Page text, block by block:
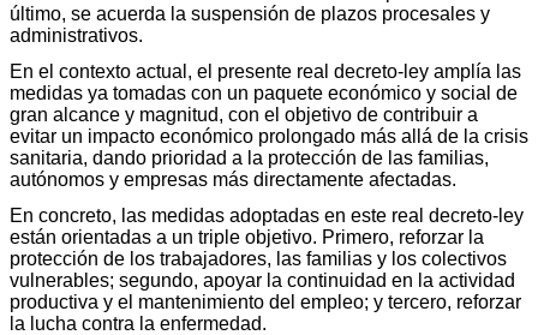
último, se acuerda la suspensión de plazos procesales y
administrativos.
En el contexto actual, el presente real decreto-ley amplía las
medidas ya tomadas con un paquete económico y social de
gran alcance y magnitud, con el objetivo de contribuir a
evitar un impacto económico prolongado más allá de la crisis
sanitaria, dando prioridad a la protección de las familias,
autónomos y empresas más directamente afectadas.
En concreto, las medidas adoptadas en este real decreto-ley
están orientadas a un triple objetivo. Primero, reforzar la
protección de los trabajadores, las familias y los colectivos
vulnerables; segundo, apoyar la continuidad en la actividad
productiva y el mantenimiento del empleo; y tercero, reforzar
la lucha contra la enfermedad.